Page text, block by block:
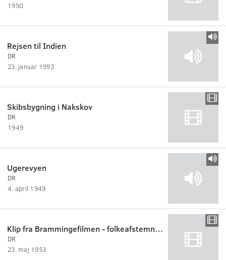
1950
Rejsen til Indien
DR
23. januar 1993
Skibsbygning i Nakskov
DR
1949
Ugerevyen
DR
4. april 1949
Klip fra Brammingefilmen - folkeafstemning 1953
DR
23. maj 1953